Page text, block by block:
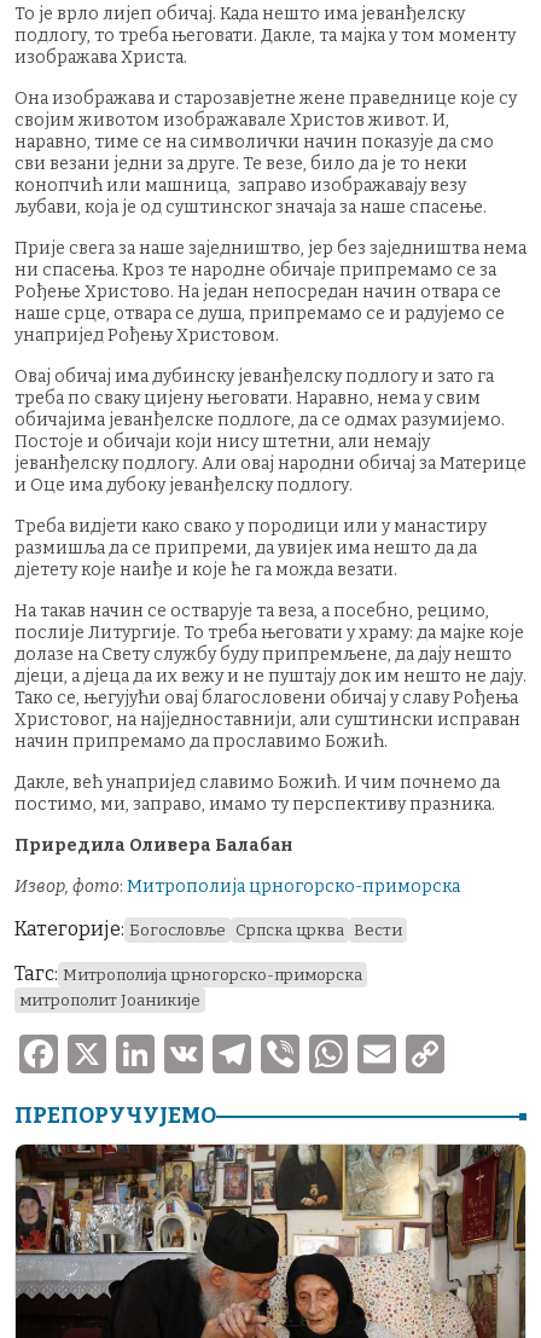
То је врло лијеп обичај. Када нешто има јеванђелску
подлогу, то треба његовати. Дакле, та мајка у том моменту
изображава Христа.
Она изображава и старозавјетне жене праведнице које су
својим животом изображавале Христов живот. И,
наравно, тиме се на символички начин показује да смо
сви везани једни за друге. Те везе, било да је то неки
конопчић или машница, заправо изображавају везу
љубави, која је од суштинског значаја за наше спасење.
Прије свега за наше заједништво, јер без заједништва нема
ни спасења. Кроз те народне обичаје припремамо се за
Рођење Христово. На један непосредан начин отвара се
наше срце, отвара се душа, припремамо се и радујемо се
унапријед Рођењу Христовом.
Овај обичај има дубинску јеванђелску подлогу и зато га
треба по сваку цијену његовати. Наравно, нема у свим
обичајима јеванђелске подлоге, да се одмах разумијемо.
Постоје и обичаји који нису штетни, али немају
јеванђелску подлогу. Али овај народни обичај за Материце
и Оце има дубоку јеванђелску подлогу.
Треба видјети како свако у породици или у манастиру
размишља да се припреми, да увијек има нешто да да
дјетету које наиђе и које ће га можда везати.
На такав начин се остварује та веза, а посебно, рецимо,
послије Литургије. То треба његовати у храму: да мајке које
долазе на Свету службу буду припремљене, да дају нешто
дјеци, а дјеца да их вежу и не пуштају док им нешто не дају.
Тако се, његујући овај благословени обичај у славу Рођења
Христовог, на најједноставнији, али суштински исправан
начин припремамо да прославимо Божић.
Дакле, већ унапријед славимо Божић. И чим почнемо да
постимо, ми, заправо, имамо ту перспективу празника.
Приредила Оливера Балабан
Извор, фото: Митрополија црногорско-приморска
Категорије: Богословље Српска црква Вести
Тагс: Митрополија црногорско-приморска
митрополит Јоаникије
F
c
e
b
o
o
k
X
Li
k
e
dI
n
V
T
e
gr
a
m
V
er
W
at
s
A
p
p
E
ai
l
p
y
Li
n
k
ПРЕПОРУЧУЈЕМО